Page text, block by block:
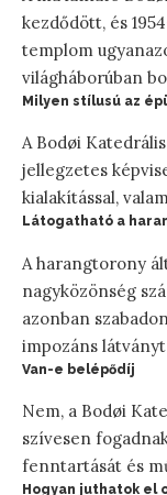
kezdődött, és
templom
világháborúban
Milyen stílusú az
A Bodøi
jellegzetes
kialakítással,
Látogatható a
A harangtorony
nagyközönség
azonban
impozáns
Van-e belépődíj
Nem, a Bodøi
szívesen
fenntartását és
Hogyan juthatok el